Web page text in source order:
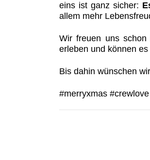
eins ist ganz sicher:
allem mehr
Wir freuen uns schon
erleben und können
Bis dahin wünschen
#merryxmas #crewlove